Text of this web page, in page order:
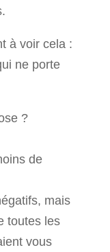
à voir cela :
ne porte
?
de
mais
toutes les
vous